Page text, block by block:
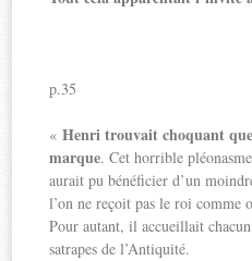
p.35
«Henri trouvait choquant
marque. Cet horrible
aurait pu bénéficier d’un
l’on ne reçoit pas le roi comme
Pour autant, il accueillait
satrapes de l’Antiquité.